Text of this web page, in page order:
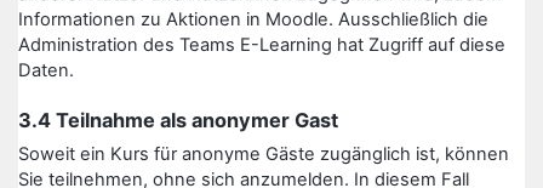
Informationen zu Aktionen in Moodle. Ausschließlich die
Administration des Teams E-Learning hat Zugriff auf diese
Daten.
3.4 Teilnahme als anonymer Gast
Soweit ein Kurs für anonyme Gäste zugänglich ist, können
Sie teilnehmen, ohne sich anzumelden. In diesem Fall